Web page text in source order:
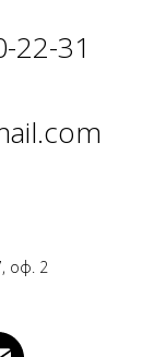
22-31
оф. 2